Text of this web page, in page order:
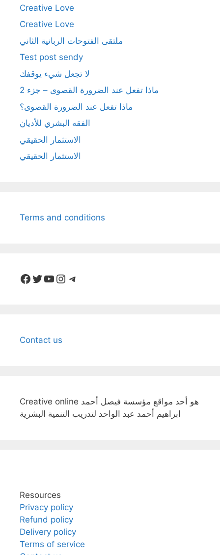
Creative Love
Creative Love
ملتقى الفتوحات الربانية الثاني
Test post sendy
لا تجعل شيء يوقفك
ماذا تفعل عند الضرورة القصوى – جزء 2
ماذا تفعل عند الضرورة القصوى؟
الفقه البشري للأديان
الاستثمار الحقيقي
الاستثمار الحقيقي
Terms and conditions
Facebook
Twitter
YouTube
Instagram
Telegram
Contact us
Creative online هو أحد مواقع مؤسسة فيصل أحمد
ابراهيم أحمد عبد الواحد لتدريب التنمية البشرية
Resources
Privacy policy
Refund policy
Delivery policy
Terms of service